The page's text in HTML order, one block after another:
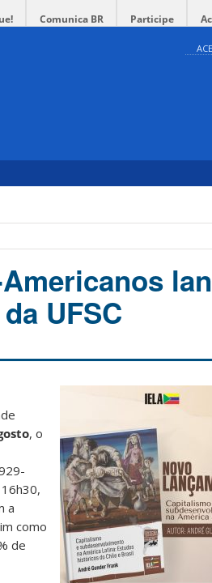
Comunica BR Participe
UFSC
, o
a
como
de